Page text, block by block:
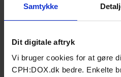
Samtykke
Dit digitale aftryk
Vi bruger cookies for at gøre
CPH:DOX.dk bedre. Enkelte